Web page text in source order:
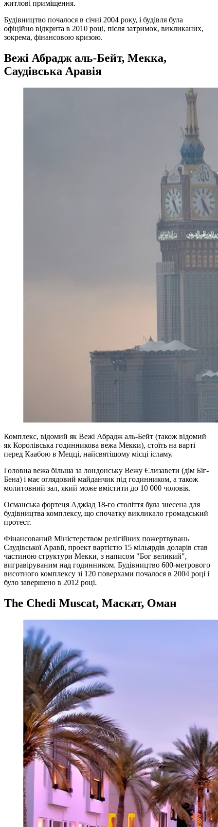
житлові приміщення.
Будівництво почалося в січні 2004 року, і будівля була
офіційно відкрита в 2010 році, після затримок, викликаних,
зокрема, фінансовою кризою.
Вежі Абрадж аль-Бейт, Мекка,
Саудівська Аравія
Комплекс, відомий як Вежі Абрадж аль-Бейт (також відомий
як Королівська годинникова вежа Мекки), стоїть на варті
перед Каабою в Мецці, найсвятішому місці ісламу.
Головна вежа більша за лондонську Вежу Єлизавети (дім Біг-
Бена) і має оглядовий майданчик під годинником, а також
молитовний зал, який може вмістити до 10 000 чоловік.
Османська фортеця Аджіад 18-го століття була знесена для
будівництва комплексу, що спочатку викликало громадський
протест.
Фінансований Міністерством релігійних пожертвувань
Саудівської Аравії, проект вартістю 15 мільярдів доларів став
частиною структури Мекки, з написом "Бог великий",
вигравіруваним над годинником. Будівництво 600-метрового
висотного комплексу зі 120 поверхами почалося в 2004 році і
було завершено в 2012 році.
The Chedi Muscat, Маскат, Оман